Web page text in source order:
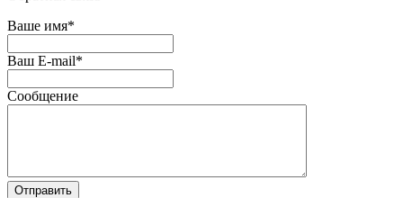
Ваше имя*
Ваш E-mail*
Сообщение